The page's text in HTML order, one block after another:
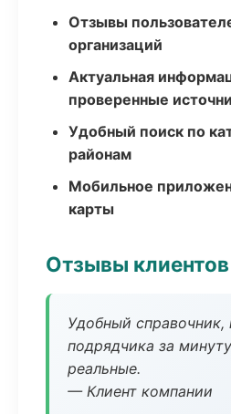
Отзывы
организаций
Актуальная
проверенные
Удобный поиск по
районам
Мобильное
карты
Отзывы клиентов
Удобный справочник,
подрядчика за
реальные.
— Клиент компании